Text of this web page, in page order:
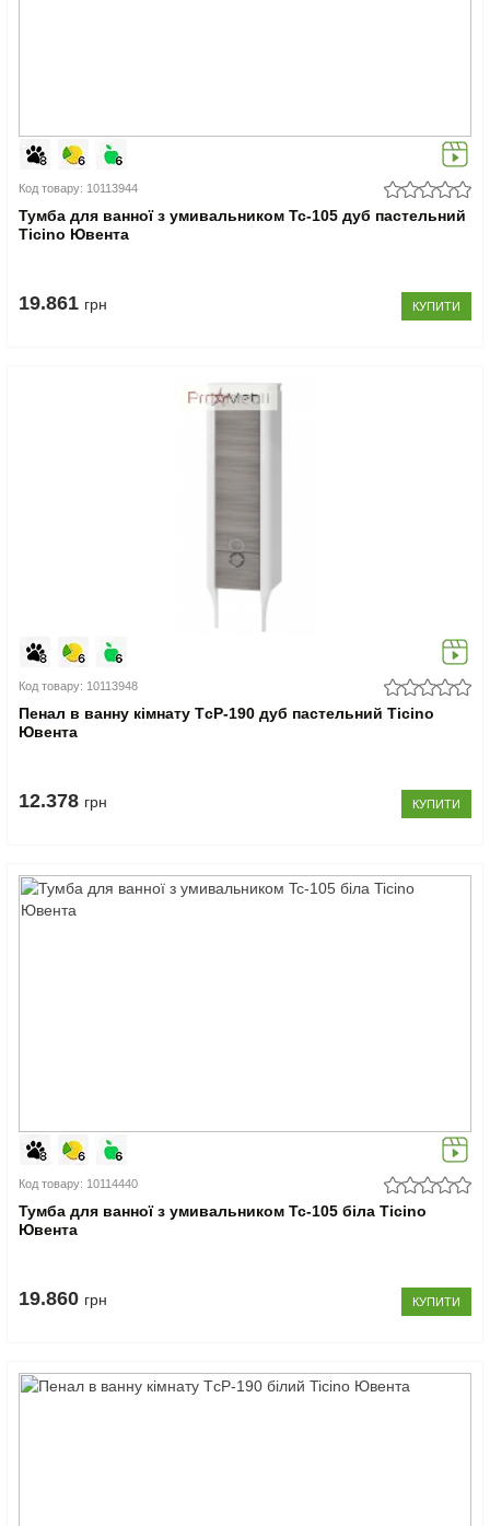
Код товару: 10113944
Тумба для ванної з умивальником Tc-105 дуб пастельний
Ticino Ювента
19.861 грн КУПИТИ
Код товару: 10113948
Пенал в ванну кімнату TсP-190 дуб пастельний Ticino
Ювента
12.378 грн КУПИТИ
Код товару: 10114440
Тумба для ванної з умивальником Tc-105 біла Ticino
Ювента
19.860 грн КУПИТИ